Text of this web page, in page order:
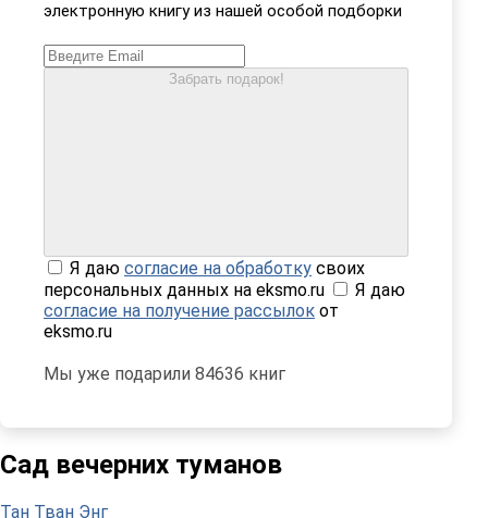
электронную книгу из нашей особой подборки
Забрать подарок!
Я даю согласие на обработку своих
персональных данных на eksmo.ru
Я даю
согласие на получение рассылок от
eksmo.ru
Мы уже подарили 84636 книг
Сад вечерних туманов
Тан Тван Энг